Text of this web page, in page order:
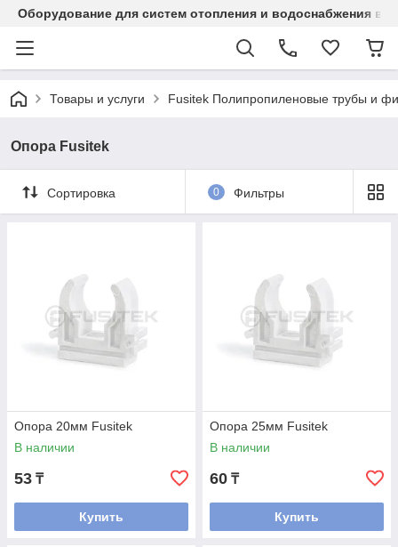
Оборудование для систем отопления и водоснабжения в
Товары и услуги Fusitek Полипропиленовые трубы и
Опора Fusitek
Сортировка 0 Фильтры
Опора 20мм Fusitek
В наличии
53 ₸
Купить
Опора 25мм Fusitek
В наличии
60 ₸
Купить